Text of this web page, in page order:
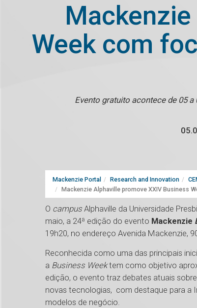
Week com
Evento gratuito acontece de 05
Mackenzie Portal Research and Innovation
Mackenzie Alphaville promove XXIV Business
O campus Alphaville da Universidade
maio, a 24ª edição do evento Mackenzie
19h20, no endereço Avenida Mackenzie,
Reconhecida como uma das principais
a Business Weektem como objetivo
edição, o evento traz debates atuais
novas tecnologias, com destaque para a
modelos de negócio.